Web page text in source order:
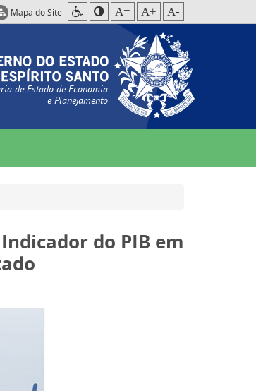
Mapa do Site A= A+ A-
de Estado de Economia
e Planejamento
do PIB em